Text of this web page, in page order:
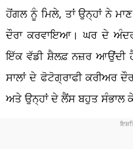
ਹੋਂਗਲ ਨੂੰ ਮਿਲੇ, ਤਾਂ ਉਨ੍ਹਾਂ ਨੇ
ਦੌਰਾ ਕਰਵਾਇਆ। ਘਰ ਦੇ
ਇੱਕ ਵੱਡੀ ਸ਼ੈਲਫ਼ ਨਜ਼ਰ ਆਉਂਦੀ
ਸਾਲਾਂ ਦੇ ਫੋਟੋਗ੍ਰਾਫੀ ਕਰੀਅਰ
ਅਤੇ ਉਨ੍ਹਾਂ ਦੇ ਲੈਂਸ ਬਹੁਤ ਸੰਭਾਲ